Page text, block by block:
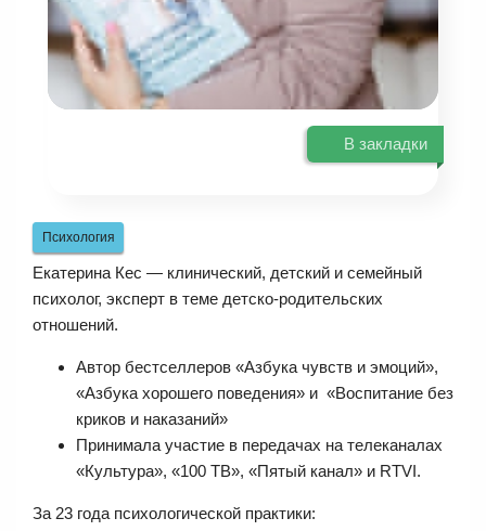
В закладки
Психология
Екатерина Кес — клинический, детский и семейный
психолог, эксперт в теме детско-родительских
отношений.
Автор бестселлеров «Азбука чувств и эмоций»,
«Азбука хорошего поведения» и «Воспитание без
криков и наказаний»
Принимала участие в передачах на телеканалах
«Культура», «100 ТВ», «Пятый канал» и RTVI.
За 23 года психологической практики: